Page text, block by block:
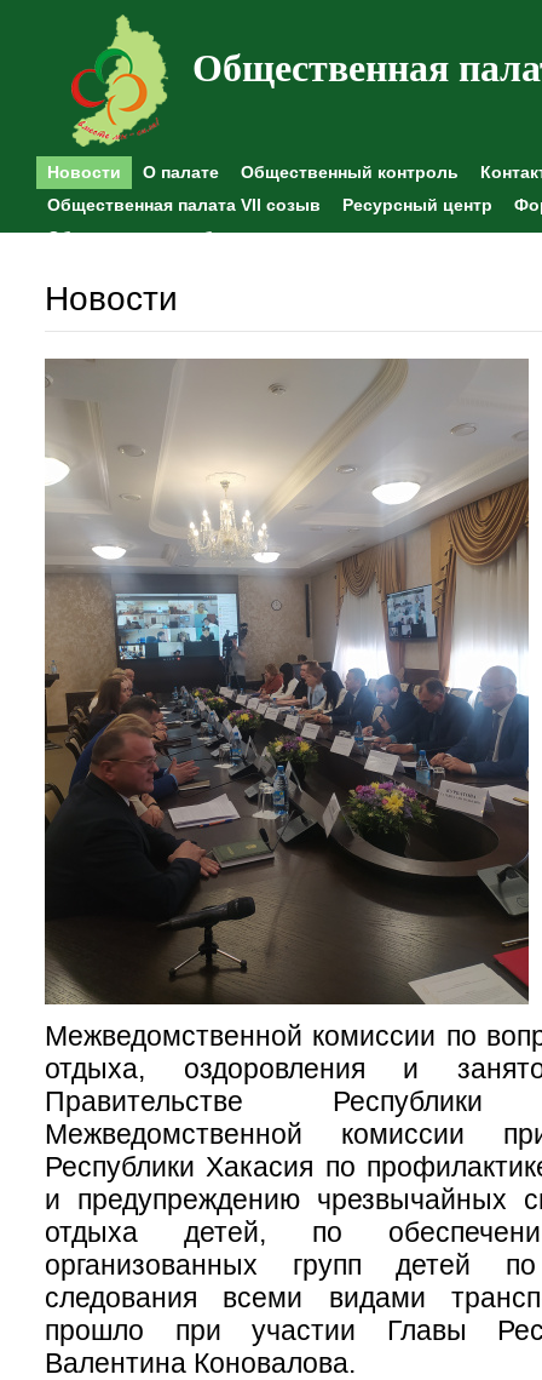
Общественная
Новости О палате Общественный контроль
Общественная палата VII созыв
Ресурсный центр
Общественные наблюдения
Новости
Межведомственной комиссии по
отдыха, оздоровления и
Правительстве
Межведомственной комиссии
Республики Хакасия по
и предупреждению чрезвычайных
отдыха детей, по
организованных групп детей
следования всеми видами
прошло при участии Главы
Валентина Коновалова.